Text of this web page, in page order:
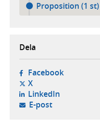
Proposition (1 st)
Dela
Facebook- öppnas
X- öppnas i ny flik,
LinkedIn- öppnas i
E-post- öppnar din